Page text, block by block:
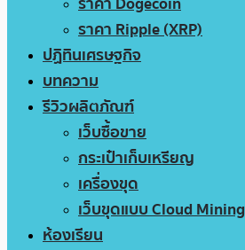
ราคา Ripple (XRP)
ปฏิทินเศรษฐกิจ
บทความ
รีวิวผลิตภัณฑ์
เว็บซื้อขาย
กระเป๋าเก็บเหรียญ
เครื่องขุด
เว็บขุดแบบ Cloud Mining
ห้องเรียน